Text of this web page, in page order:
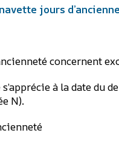
jours
concernent
s’apprécie à la date du
N).